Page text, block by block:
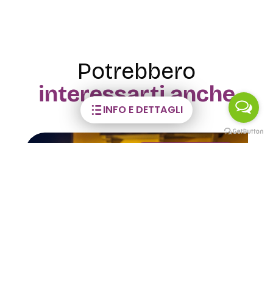
INFO E DETTAGLI
Potrebbero
interessarti anche